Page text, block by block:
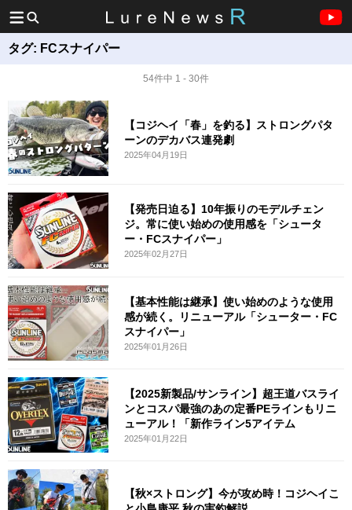
タグ: FCスナイパー
54件中 1 - 30件
【コジヘイ「春」を釣る】ストロングパタ
ーンのデカバス連発劇
2025年04月19日
【発売日迫る】10年振りのモデルチェン
ジ。常に使い始めの使用感を「シュータ
ー・FCスナイパー」
2025年02月27日
【基本性能は継承】使い始めのような使用
感が続く。リニューアル「シューター・FC
スナイパー」
2025年01月26日
【2025新製品/サンライン】超王道バスライ
ンとコスパ最強のあの定番PEラインもリニ
ューアル！「新作ライン5アイテム
2025年01月22日
【秋×ストロング】今が攻め時！コジヘイこ